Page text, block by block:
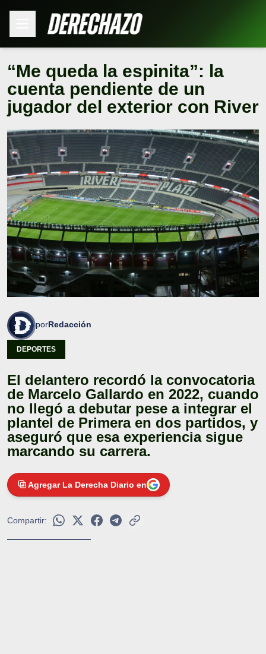
“Me queda la espinita”: la
cuenta pendiente de un
jugador del exterior con River
porRedacción
DEPORTES
El delantero recordó la convocatoria
de Marcelo Gallardo en 2022, cuando
no llegó a debutar pese a integrar el
plantel de Primera en dos partidos, y
aseguró que esa experiencia sigue
marcando su carrera.
Agregar La Derecha Diario en
Compartir: